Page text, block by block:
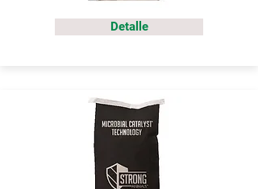
Detalle